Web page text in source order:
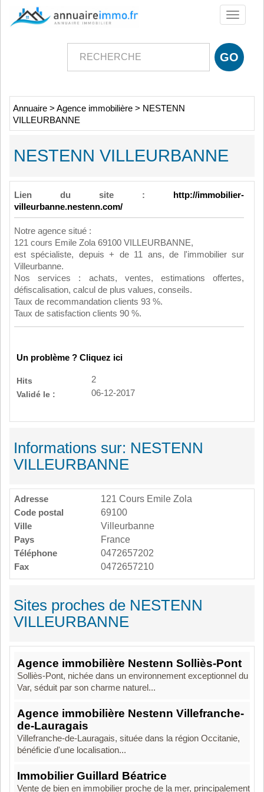
Toggle
Annuaire > Agence immobilière > NESTENN
VILLEURBANNE
NESTENN VILLEURBANNE
Lien du site :
http://immobilier-
villeurbanne.nestenn.com/
Notre agence situé :
121 cours Emile Zola 69100 VILLEURBANNE,
est spécialiste, depuis + de 11 ans, de l'immobilier sur
Villeurbanne.
Nos services : achats, ventes, estimations offertes,
défiscalisation, calcul de plus values, conseils.
Taux de recommandation clients 93 %.
Taux de satisfaction clients 90 %.
Un problème ? Cliquez ici
Hits
2
Validé le :
06-12-2017
Informations sur: NESTENN
VILLEURBANNE
Adresse
121 Cours Emile Zola
Code postal
69100
Ville
Villeurbanne
Pays
France
Téléphone
0472657202
Fax
0472657210
Sites proches de NESTENN
VILLEURBANNE
Agence immobilière Nestenn Solliès-Pont
Solliès-Pont, nichée dans un environnement exceptionnel du
Var, séduit par son charme naturel...
Agence immobilière Nestenn Villefranche-
de-Lauragais
Villefranche-de-Lauragais, située dans la région Occitanie,
bénéficie d'une localisation...
Immobilier Guillard Béatrice
Vente de bien en immobilier proche de la mer, principalement